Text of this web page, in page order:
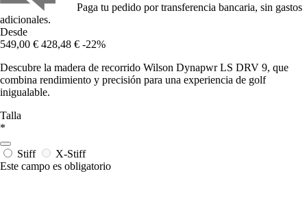
Paga tu pedido por transferencia bancaria, sin gastos
adicionales.
Desde
549,00 € 428,48 € -22%
Descubre la madera de recorrido Wilson Dynapwr LS DRV 9, que
combina rendimiento y precisión para una experiencia de golf
inigualable.
Talla
*
Stiff
X-Stiff
Este campo es obligatorio